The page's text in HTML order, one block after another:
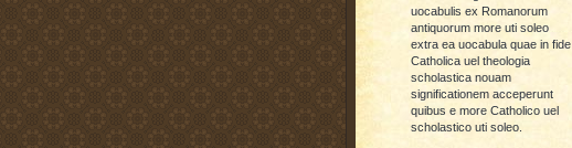
uocabulis ex Romanorum
antiquorum more uti soleo
extra ea uocabula quae in fide
Catholica uel theologia
scholastica nouam
significationem acceperunt
quibus e more Catholico uel
scholastico uti soleo.